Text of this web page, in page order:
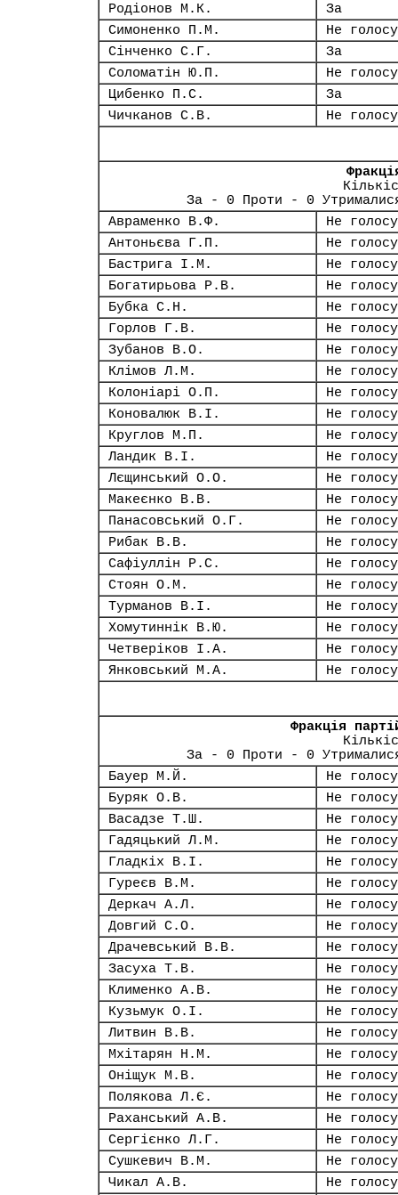
Родіонов М.К.
За
Симоненко П.М.
Не
Сінченко С.Г.
За
Соломатін Ю.П.
Не
Цибенко П.С.
За
Чичканов С.В.
Не
За - 0 Проти - 0
Авраменко В.Ф.
Не
Антоньєва Г.П.
Не
Бастрига І.М.
Не
Богатирьова Р.В.
Не
Бубка С.Н.
Не
Горлов Г.В.
Не
Зубанов В.О.
Не
Клімов Л.М.
Не
Колоніарі О.П.
Не
Коновалюк В.І.
Не
Круглов М.П.
Не
Ландик В.І.
Не
Лєщинський О.О.
Не
Макеєнко В.В.
Не
Панасовський О.Г.
Не
Рибак В.В.
Не
Сафіуллін Р.С.
Не
Стоян О.М.
Не
Турманов В.І.
Не
Хомутиннік В.Ю.
Не
Четверіков І.А.
Не
Янковський М.А.
Не
Фракція
За - 0 Проти - 0
Бауер М.Й.
Не
Буряк О.В.
Не
Васадзе Т.Ш.
Не
Гадяцький Л.М.
Не
Гладкіх В.І.
Не
Гуреєв В.М.
Не
Деркач А.Л.
Не
Довгий С.О.
Не
Драчевський В.В.
Не
Засуха Т.В.
Не
Клименко А.В.
Не
Кузьмук О.І.
Не
Литвин В.В.
Не
Мхітарян Н.М.
Не
Оніщук М.В.
Не
Полякова Л.Є.
Не
Раханський А.В.
Не
Сергієнко Л.Г.
Не
Сушкевич В.М.
Не
Чикал А.В.
Не